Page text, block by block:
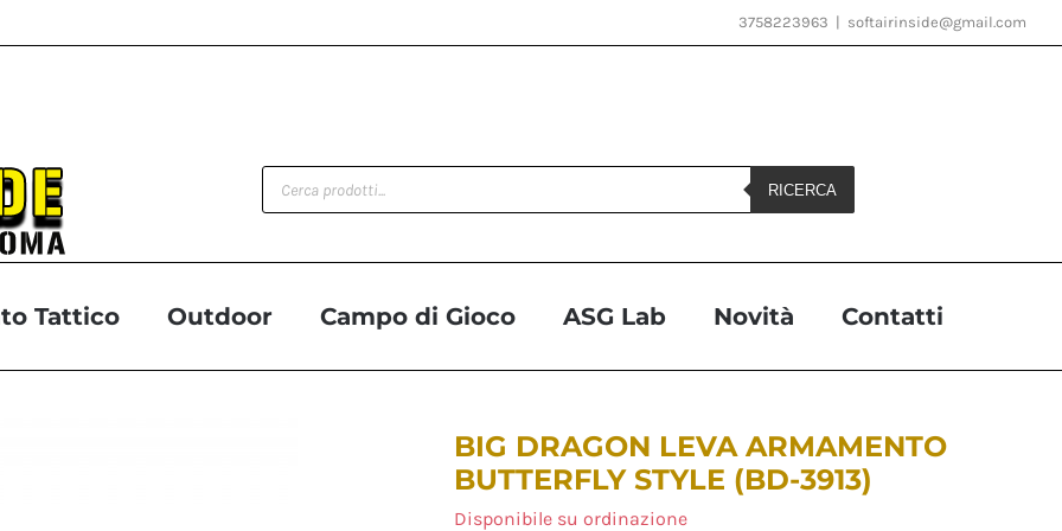
3758223963 softairinside@gmail.com
Products
search
RICERCA
Tattico Outdoor Campo di Gioco ASG Lab Novità Contatti
BIG DRAGON LEVA ARMAMENTO
BUTTERFLY STYLE (BD-3913)
Disponibile su ordinazione